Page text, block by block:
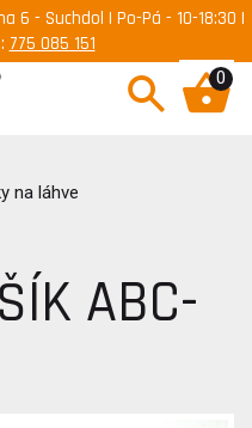
6 - Suchdol | Po-Pá - 10-18:30 |
775 085 151
0
na láhve
ABC-